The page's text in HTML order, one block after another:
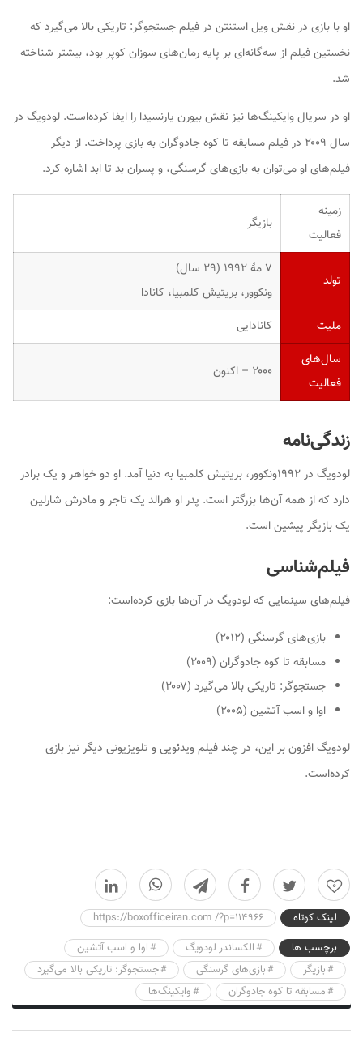
او با بازی در نقشویل استنتن در فیلمجستجوگر: تاریکی بالا می‌گیرد که
نخستین فیلم از سه‌گانه‌ای بر پایه رمان‌های سوزان کوپر بود، بیشتر شناخته
شد.
او در سریالوایکینگ‌ها نیز نقش بیورن یارنسیدا را ایفا کرده‌است. لودویگ در
سال ۲۰۰۹ در فیلم
مسابقه تا کوه جادوگرانبه بازی پرداخت. از دیگر
فیلم‌های او می‌توان بهبازی‌های گرسنگی، و پسران بد تا ابداشاره کرد.
زمینه
فعالیت
بازیگر
تولد
۷ مهٔ ۱۹۹۲ ‏(۲۹ سال)
ونکوور، بریتیش کلمبیا، کانادا
ملیت
کانادایی
سال‌های
فعالیت
۲۰۰۰ – اکنون
زندگی‌نامه
لودویگ در ۱۹۹۲ونکوور، بریتیش کلمبیا به دنیا آمد. او دو خواهر و یک برادر
دارد که از همه آن‌ها بزرگتر است. پدر او هرالد یک تاجر و مادرش شارلین
یک بازیگر پیشین است.
فیلم‌شناسی
فیلم‌های سینمایی که لودویگ در آن‌ها بازی کرده‌است:
بازی‌های گرسنگی (۲۰۱۲)
مسابقه تا کوه جادوگران (۲۰۰۹)
جستجوگر: تاریکی بالا می‌گیرد (۲۰۰۷)
اوا و اسب آتشین (۲۰۰۵)
لودویگ افزون بر این، در چند فیلم ویدئویی و تلویزیونی دیگر نیز بازی
کرده‌است.
0
لینک کوتاه
https://boxofficeiran.com /?p=114966
برچسب ها
الکساندر لودویگ
اوا و اسب آتشین
بازیگر
بازی‌های گرسنگی
جستجوگر: تاریکی بالا می‌گیرد
مسابقه تا کوه جادوگران
وایکینگ‌ها